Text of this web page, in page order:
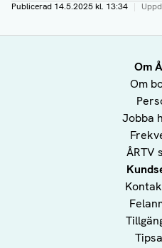
Publicerad 14.5.2025 kl. 13:34 |
Om
Om
Jobba
ÅRTV